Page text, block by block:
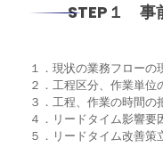
STEP１ 事
１．現状の業務フローの
２．工程区分、作業単位
３．工程、作業の時間の
４．リードタイム影響要
５．リードタイム改善策